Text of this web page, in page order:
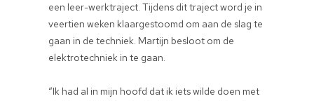
een leer-werktraject. Tijdens dit traject word je in
veertien weken klaargestoomd om aan de slag te
gaan in de techniek. Martijn besloot om de
elektrotechniek in te gaan.
“Ik had al in mijn hoofd dat ik iets wilde doen met